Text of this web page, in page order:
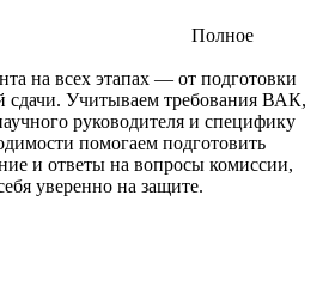
Полное
на всех этапах — от подготовки
сдачи. Учитываем требования ВАК,
руководителя и специфику
помогаем подготовить
и ответы на вопросы комиссии,
уверенно на защите.